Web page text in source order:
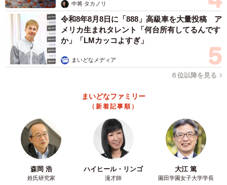
中将 タカノリ
令和8年8月8日に「888」高級車を大量投稿 ア
メリカ生まれタレント「何台所有してるんです
か」「LMカッコよすぎ」
まいどなメディア
６位以降を見る
まいどなファミリー
（新着記事順）
森岡 浩
姓氏研究家
ハイヒール・リンゴ
漫才師
大江 篤
園田学園女子大学学長